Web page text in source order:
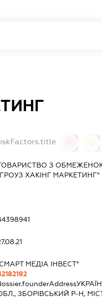
З
ХАКІНГ МАРКЕТИНГ"
МЕДІА ІНВЕСТ''
ЗБОРІВСЬКИЙ Р-Н,